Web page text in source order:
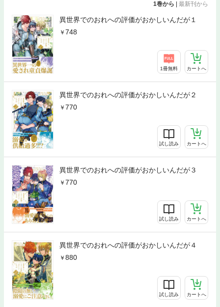
1巻から 最新刊から
異世界でのおれへの評価がおかしいんだが１
748
1冊無料 カートへ
異世界でのおれへの評価がおかしいんだが２
770
試し読み カートへ
異世界でのおれへの評価がおかしいんだが３
770
試し読み カートへ
異世界でのおれへの評価がおかしいんだが４
880
試し読み カートへ